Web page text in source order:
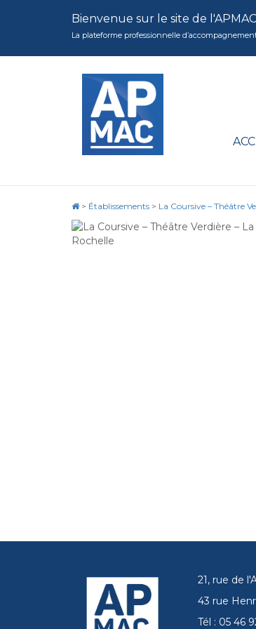
Bienvenue sur le site de
La plateforme professionnelle
> Établissements > La Coursive – Théâtre
21, rue de
43 rue
Tél : 05 46